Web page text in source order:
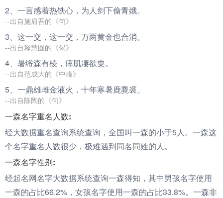
2、 一言感着热铁心，为人剑下偷青娥。
--出自施肩吾的《句》
3、这一交，这一交，万两黄金也合消。
--出自释慧圆的《偈》
4、暑绤森有棱，瘁肌凄欲粟。
--出自范成大的《中峰》
5、 一鼎雄雌金液火，十年寒暑鹿麑裘。
--出自陈陶的《句》
一森名字重名人数:
经大数据重名查询系统查询，全国叫一森的小于5人。一森这
个名字重名人数很少，极难遇到同名同姓的人。
一森名字性别:
经起名网名字大数据系统查询一森得知，其中男孩名字使用
一森的占比66.2%，女孩名字使用一森的占比33.8%。一森非